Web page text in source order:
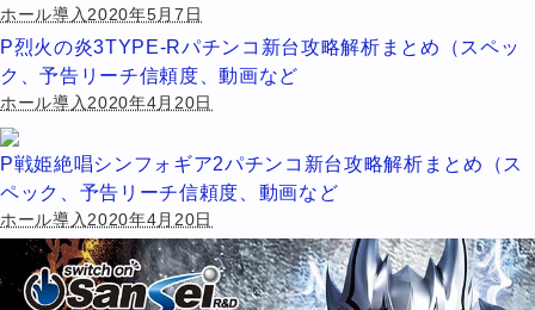
ホール導入2020年5月7日
P烈火の炎3TYPE-Rパチンコ新台攻略解析まとめ（スペッ
ク、予告リーチ信頼度、動画など
ホール導入2020年4月20日
P戦姫絶唱シンフォギア2パチンコ新台攻略解析まとめ（ス
ペック、予告リーチ信頼度、動画など
ホール導入2020年4月20日